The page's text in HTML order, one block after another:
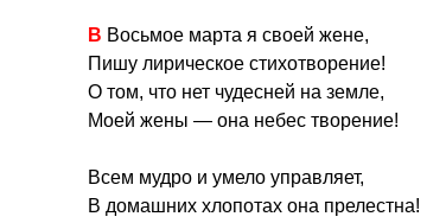
В Восьмое марта я своей жене,
Пишу лирическое стихотворение!
О том, что нет чудесней на земле,
Моей жены — она небес творение!
Всем мудро и умело управляет,
В домашних хлопотах она прелестна!